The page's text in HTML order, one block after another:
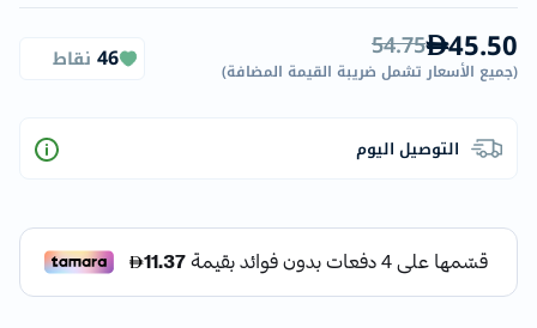
45.50
54.75
(جميع الأسعار تشمل ضريبة القيمة المضافة)
46 نقاط
التوصيل اليوم